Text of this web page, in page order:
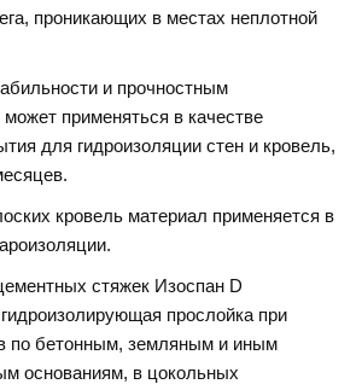
проникающих в местах неплотной
и прочностным
может применяться в качестве
для гидроизоляции стен и кровель,
кровель материал применяется в
стяжек Изоспан D
прослойка при
по бетонным, земляным и иным
основаниям, в цокольных